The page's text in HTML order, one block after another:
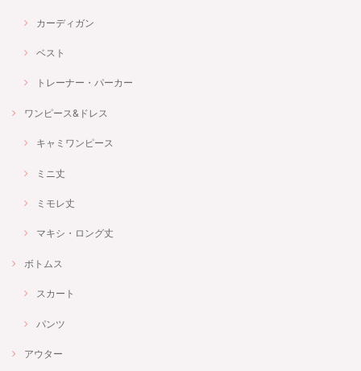
カーディガン
ベスト
トレーナー・パーカー
ワンピース&ドレス
キャミワンピース
ミニ丈
ミモレ丈
マキシ・ロング丈
ボトムス
スカート
パンツ
アウター